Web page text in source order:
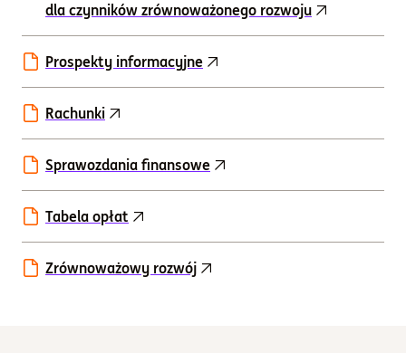
dla czynników zrównoważonego rozwoju
Prospekty informacyjne
Rachunki
Sprawozdania finansowe
Tabela opłat
Zrównoważowy rozwój